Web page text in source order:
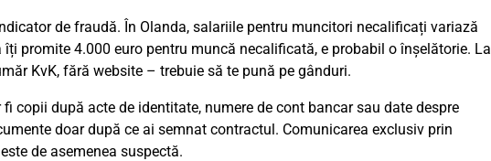
de fraudă. În Olanda, salariile pentru muncitori necalificați variază
promite 4.000 euro pentru muncă necalificată, e probabil o înșelătorie. La
KvK, fără website – trebuie să te pună pe gânduri.
copii după acte de identitate, numere de cont bancar sau date despre
doar după ce ai semnat contractul. Comunicarea exclusiv prin
de asemenea suspectă.